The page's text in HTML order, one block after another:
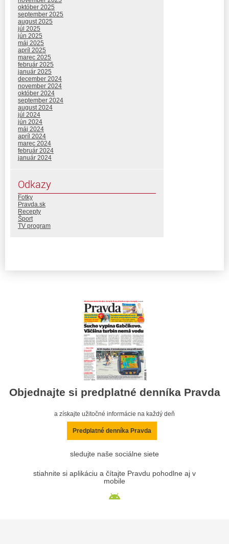
október 2025
september 2025
august 2025
júl 2025
jún 2025
máj 2025
apríl 2025
marec 2025
február 2025
január 2025
december 2024
november 2024
október 2024
september 2024
august 2024
júl 2024
jún 2024
máj 2024
apríl 2024
marec 2024
február 2024
január 2024
Odkazy
Fotky
Pravda.sk
Recepty
Šport
TV program
Objednajte si predplatné denníka Pravda
a získajte užitočné informácie na každý deň
Predplatné denníka Pravda
sledujte naše sociálne siete
stiahnite si aplikáciu a čítajte Pravdu pohodlne aj v
mobile